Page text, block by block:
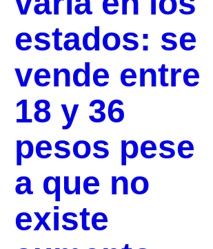
estados: se
vende entre
18 y 36
pesos pese
a que no
existe